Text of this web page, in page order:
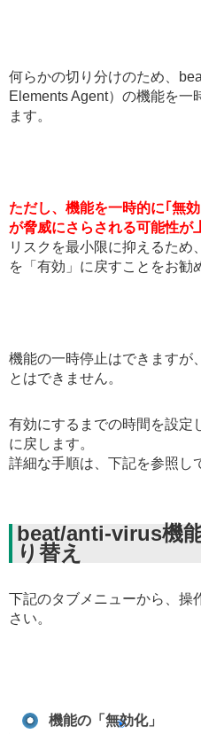
何らかの切り分けのため、
Elements Agent）の機能を一
ます。
ただし、機能を一時的に｢無
が脅威にさらされる可能性が
リスクを最小限に抑えるた
を「有効」に戻すことをお勧
機能の一時停止はできますが
とはできません。
有効にするまでの時間を設定
に戻します。
詳細な手順は、下記を参照し
beat/anti-virus機
り替え
下記のタブメニューから、操
さい。
機能の「無効化」